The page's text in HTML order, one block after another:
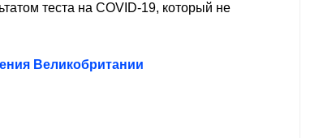
теста на COVID-19, который не
Великобритании